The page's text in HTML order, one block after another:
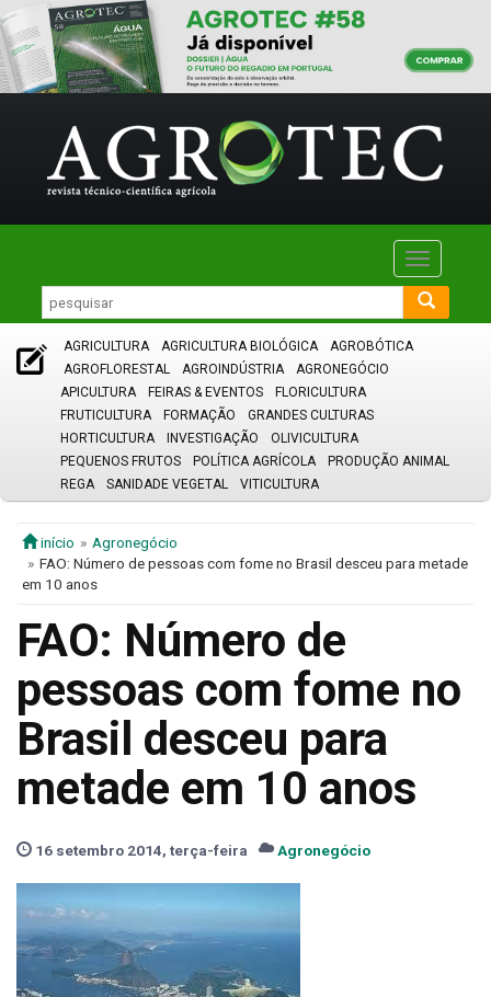
Toggle
AGRICULTURA AGRICULTURA BIOLÓGICA
AGROBÓTICA
AGROFLORESTAL
AGROINDÚSTRIA
AGRONEGÓCIO
APICULTURA
FEIRAS & EVENTOS
FLORICULTURA
FRUTICULTURA
FORMAÇÃO
GRANDES CULTURAS
HORTICULTURA
INVESTIGAÇÃO
OLIVICULTURA
PEQUENOS FRUTOS
POLÍTICA AGRÍCOLA
PRODUÇÃO ANIMAL
REGA
SANIDADE VEGETAL VITICULTURA
início
Agronegócio
FAO: Número de pessoas com fome no Brasil desceu para metade
em 10 anos
FAO: Número de
pessoas com fome no
Brasil desceu para
metade em 10 anos
16 setembro 2014, terça-feira Agronegócio